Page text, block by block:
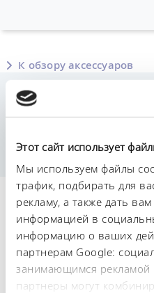
Этот сайт использует
Мы используем файлы
трафик, подбирать для
рекламу, а также дать
информацией в
информацию о ваших
партнерам Google:
занимающимся
партнеры могут
К обзору аксессуаров
Рабочие
Double nipple from
Технические
DIN 12876)